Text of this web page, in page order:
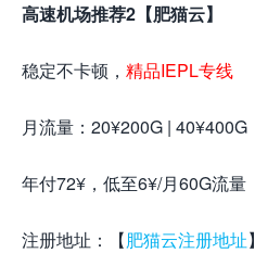
高速机场推荐2【肥猫云】
稳定不卡顿， 精品IEPL专线
月流量：20¥200G | 40¥400G
年付72¥，低至6¥/月60G流量
注册地址：【肥猫云注册地址】